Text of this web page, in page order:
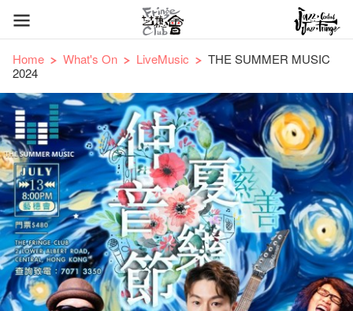
Home What's On LiveMusic
THE SUMMER MUSIC
2024